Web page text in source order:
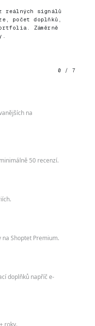
reálných signálů
počet doplňků,
Záměrně
0 / 7
na
50 recenzí.
na Shoptet Premium.
doplňků napříč e-
roky.